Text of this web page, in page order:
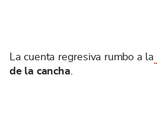
La cuenta regresiva rumbo a la
de la cancha.